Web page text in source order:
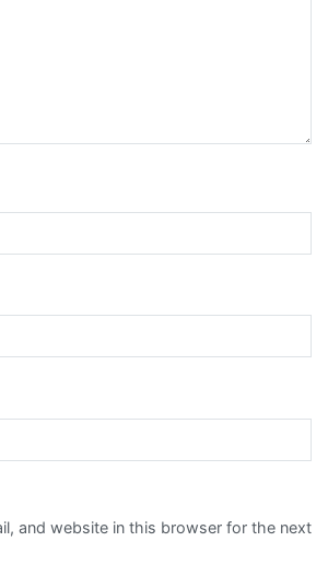
and website in this browser for the next